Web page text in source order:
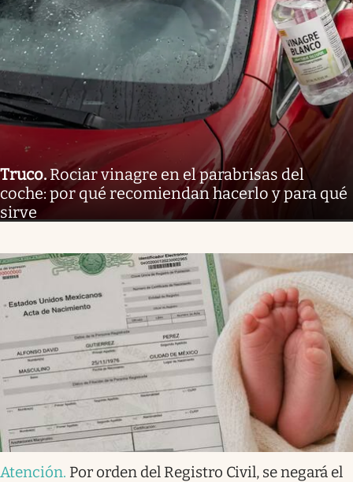
Truco.Rociar vinagre en el parabrisas del
coche: por qué recomiendan hacerlo y para qué
sirve
Atención. Por orden del Registro Civil, se negará el